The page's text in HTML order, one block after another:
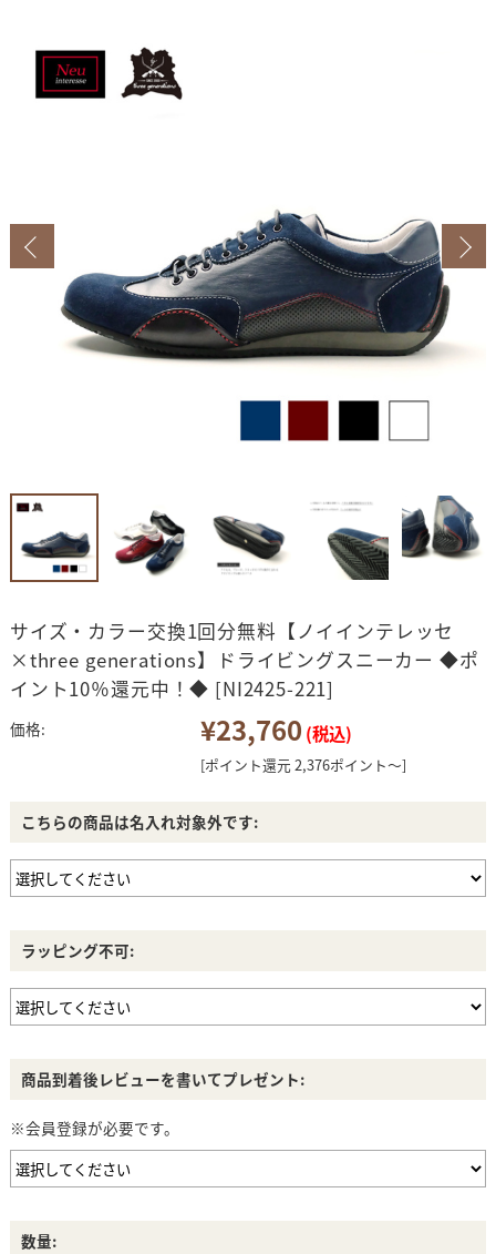
サイズ・カラー交換1回分無料【ノイインテレッセ
×three generations】ドライビングスニーカー ◆ポ
イント10％還元中！◆ [NI2425-221]
価格: ¥23,760 (税込)
[ポイント還元 2,376ポイント～]
こちらの商品は名入れ対象外です:
ラッピング不可:
商品到着後レビューを書いてプレゼント:
※会員登録が必要です。
数量: